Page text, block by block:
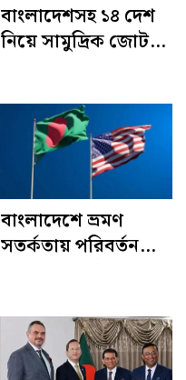
বাংলাদেশসহ ১৪ দেশ
নিয়ে সামুদ্রিক জোট
বাংলাদেশে ভ্রমণ
সতর্কতায় পরিবর্তন